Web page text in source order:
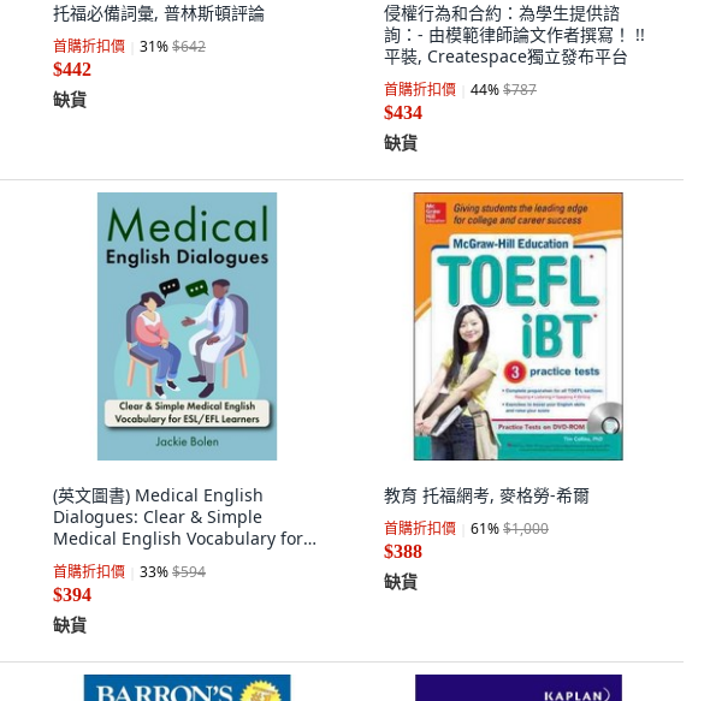
托福必備詞彙, 普林斯頓評論
首購折扣價 31%$642
$442
缺貨
侵權行為和合約：為學生提供諮
詢：- 由模範律師論文作者撰寫！ !!
平裝, Createspace獨立發布平台
首購折扣價 44%$787
$434
缺貨
(英文圖書) Medical English
Dialogues: Clear & Simple
Medical English Vocabulary for
ESL/EFL Learners 平裝版,
Independently Published, 英文
首購折扣價 33%$594
$394
缺貨
教育 托福網考, 麥格勞-希爾
首購折扣價 61%$1,000
$388
缺貨